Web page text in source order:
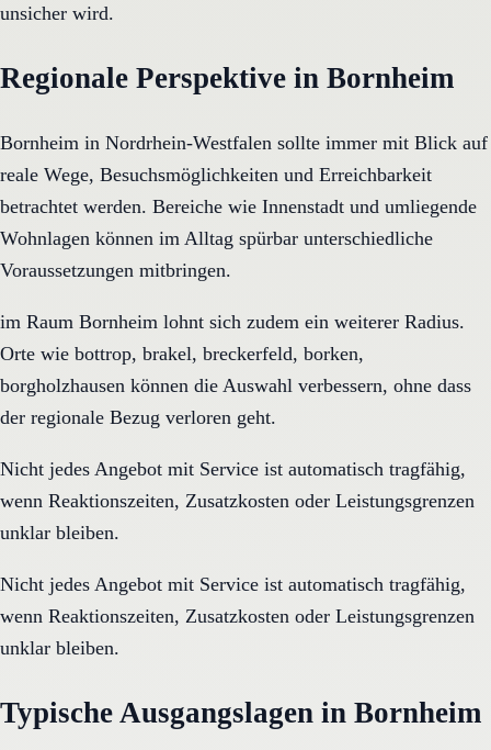
unsicher wird.
Regionale Perspektive in Bornheim
Bornheim in Nordrhein-Westfalen sollte immer mit Blick auf
reale Wege, Besuchsmöglichkeiten und Erreichbarkeit
betrachtet werden. Bereiche wie Innenstadt und umliegende
Wohnlagen können im Alltag spürbar unterschiedliche
Voraussetzungen mitbringen.
im Raum Bornheim lohnt sich zudem ein weiterer Radius.
Orte wie bottrop, brakel, breckerfeld, borken,
borgholzhausen können die Auswahl verbessern, ohne dass
der regionale Bezug verloren geht.
Nicht jedes Angebot mit Service ist automatisch tragfähig,
wenn Reaktionszeiten, Zusatzkosten oder Leistungsgrenzen
unklar bleiben.
Nicht jedes Angebot mit Service ist automatisch tragfähig,
wenn Reaktionszeiten, Zusatzkosten oder Leistungsgrenzen
unklar bleiben.
Typische Ausgangslagen in Bornheim